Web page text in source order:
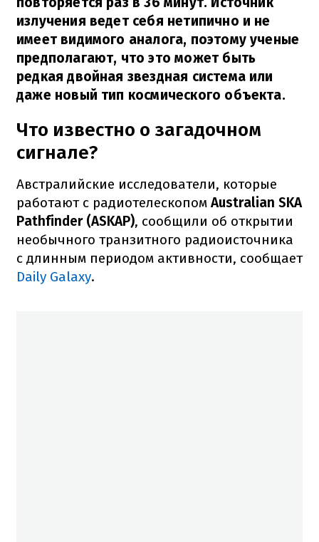
излучения ведет себя нетипично и не
имеет видимого аналога, поэтому ученые
предполагают, что это может быть
редкая двойная звездная система или
даже новый тип космического объекта.
Что известно о загадочном
сигнале?
Австралийские исследователи, которые
работают с радиотелескопом Australian SKA
Pathfinder (ASKAP), сообщили об открытии
необычного транзитного радиоисточника
с длинным периодом активности, сообщает
Daily Galaxy.